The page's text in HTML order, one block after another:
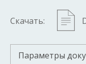
Скачать:
Параметры